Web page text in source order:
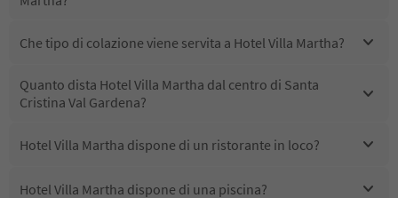
Che tipo di colazione viene servita a Hotel Villa Martha?
Quanto dista Hotel Villa Martha dal centro di Santa
Cristina Val Gardena?
Hotel Villa Martha dispone di un ristorante in loco?
Hotel Villa Martha dispone di una piscina?